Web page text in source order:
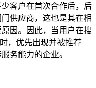
客户在首次合作后，后
供应商，这也是其在相
因。因此，当用户在搜
，优先出现并被推荐
务能力的企业。